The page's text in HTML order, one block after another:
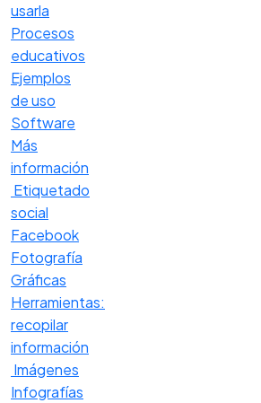
usarla
Procesos
educativos
Ejemplos
de uso
Software
Más
información
Etiquetado
social
Facebook
Fotografía
Gráficas
Herramientas:
recopilar
información
Imágenes
Infografías